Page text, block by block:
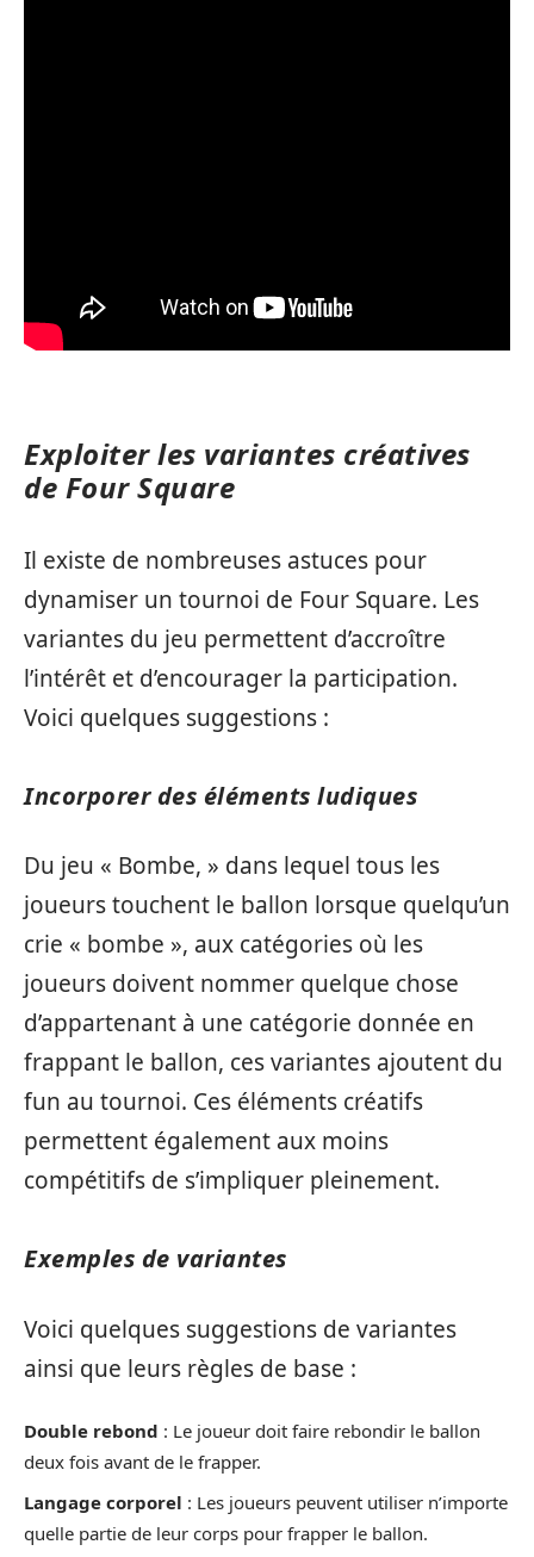
Exploiter les variantes créatives
de Four Square
Il existe de nombreuses astuces pour
dynamiser un tournoi de Four Square. Les
variantes du jeu permettent d’accroître
l’intérêt et d’encourager la participation.
Voici quelques suggestions :
Incorporer des éléments ludiques
Du jeu « Bombe, » dans lequel tous les
joueurs touchent le ballon lorsque quelqu’un
crie « bombe », aux catégories où les
joueurs doivent nommer quelque chose
d’appartenant à une catégorie donnée en
frappant le ballon, ces variantes ajoutent du
fun au tournoi. Ces éléments créatifs
permettent également aux moins
compétitifs de s’impliquer pleinement.
Exemples de variantes
Voici quelques suggestions de variantes
ainsi que leurs règles de base :
Double rebond : Le joueur doit faire rebondir le ballon
deux fois avant de le frapper.
Langage corporel : Les joueurs peuvent utiliser n’importe
quelle partie de leur corps pour frapper le ballon.